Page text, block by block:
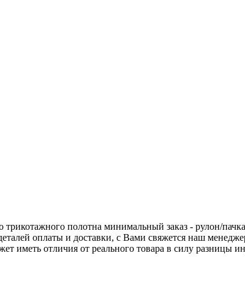
полотна минимальный заказ - рулон/
оплаты и доставки, с Вами свяжется наш
иметь отличия от реального товара в силу разницы